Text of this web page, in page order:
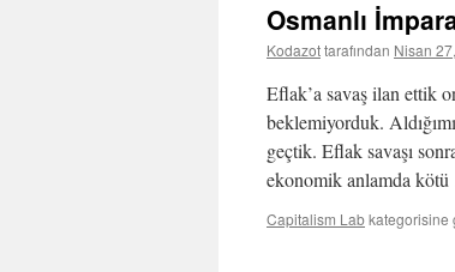
Osmanlı
Kodazottarafından Nisan
Eflak’a savaş ilan ettik
beklemiyorduk.
geçtik. Eflak savaşı
ekonomik anlamda
Capitalism Labkategorisine